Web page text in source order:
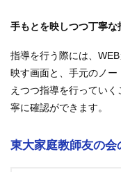
手もとを映しつつ丁寧な
指導を行う際には、
映す画面と、手元のノ
えつつ指導を行ってい
寧に確認ができます。
東大家庭教師友の会